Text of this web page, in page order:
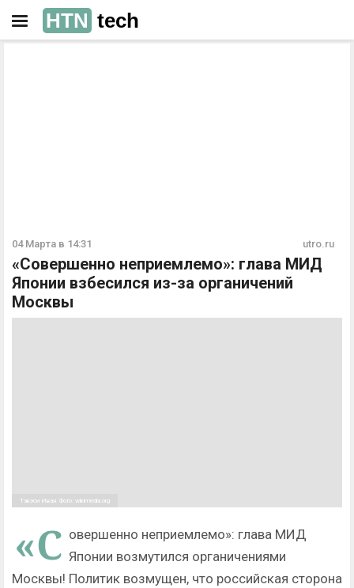
HTN tech
04 Марта в 14:31 utro.ru
«Совершенно неприемлемо»: глава МИД
Японии взбесился из-за органичений
Москвы
Такэси Ивая. Фото: wikimedia.org
«С овершенно неприемлемо»: глава МИД
Японии возмутился органичениями
Москвы! Политик возмущен, что российская сторона